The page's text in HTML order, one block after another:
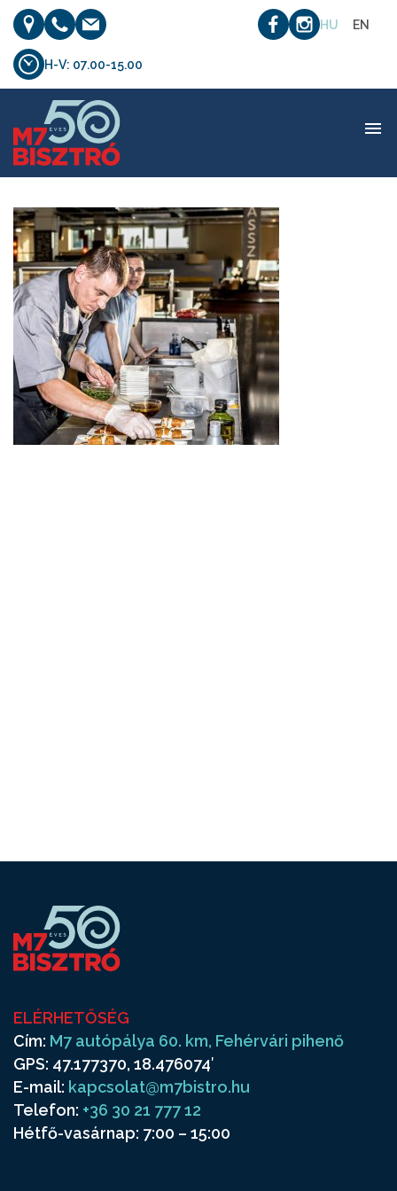
HU EN
H-V: 07.00-15.00
ELÉRHETŐSÉG
Cím: M7 autópálya 60. km, Fehérvári pihenő
GPS: 47.177370, 18.476074′
E-mail: kapcsolat@m7bistro.hu
Telefon: +36 30 21 777 12
Hétfő-vasárnap: 7:00 – 15:00